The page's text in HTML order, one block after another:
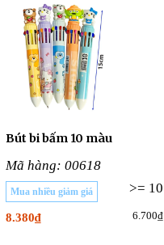
Bút bi bấm 10 màu
Mã hàng: 00618
>= 10
Mua nhiều giảm giá
8.380₫ 6.700₫